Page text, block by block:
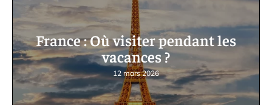
France : Où visiter pendant les
vacances ?
12 mars 2026